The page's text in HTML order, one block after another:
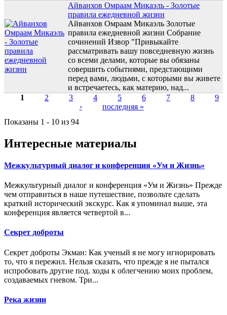
Айванхов Омраам Микаэль - Золотые
правила ежедневной жизни
Айванхов Омраам Микаэль Золотые
правила ежедневной жизни Собрание
сочинений Извор "Привыкайте
рассматривать вашу повседневную жизнь
со всеми делами, которые вы обязаны
совершить событиями, предстающими
перед вами, людьми, с которыми вы живете
и встречаетесь, как материю, над...
1 2 3 4 5 6 7 8
9
›
последняя »
Показаны 1 - 10 из 94
Интересные материалы
Межкультурный диалог и конференция «Ум и Жизнь»
Межкультурный диалог и конференция «Ум и Жизнь» Прежде
чем отправиться в наше путешествие, позвольте сделать
краткий исторический экскурс. Как я упоминал выше, эта
конференция является четвертой в...
Секрет доброты
Секрет доброты Экман: Как ученый я не могу игнорировать
то, что я пережил. Нельзя сказать, что прежде я не пытался
испробовать другие под. ходы к облегчению моих проблем,
создаваемых гневом. Три...
Река жизни